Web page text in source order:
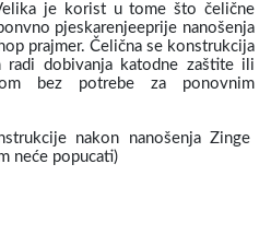
je korist u tome što čelične
pjeskarenjeeprije nanošenja
prajmer. Čelična se konstrukcija
radi dobivanja katodne zaštite ili
bez potrebe za ponovnim
nakon nanošenja Zinge
neće popucati)